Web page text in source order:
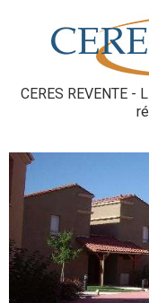
CERES REVENTE